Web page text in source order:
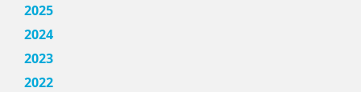
2025
2024
2023
2022